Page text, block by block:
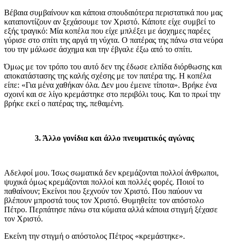
Βέβαια συμβαίνουν και κάποια σπουδαιότερα περιστατικά που μας
καταποντίζουν αν ξεχάσουμε τον Χριστό. Κάποτε είχε συμβεί το
εξής τραγικό: Μία κοπέλα που είχε μπλέξει με άσχημες παρέες
γύρισε στο σπίτι της αργά τη νύχτα. Ο πατέρας της πάνω στα νεύρα
του την μάλωσε άσχημα και την έβγαλε έξω από το σπίτι.
Όμως με τον τρόπο του αυτό δεν της έδωσε ελπίδα διόρθωσης και
αποκατάστασης της καλής σχέσης με τον πατέρα της. Η κοπέλα
είπε: «Για μένα χαθήκαν όλα. Δεν μου έμεινε τίποτα». Βρήκε ένα
σχοινί και σε λίγο κρεμάστηκε στο περιβόλι τους. Και το πρωί την
βρήκε εκεί ο πατέρας της, πεθαμένη.
3. Άλλο γονίδια και άλλο πνευματικός αγώνας
Αδελφοί μου. Ίσως σωματικά δεν κρεμάζονται πολλοί άνθρωποι,
ψυχικά όμως κρεμάζονται πολλοί και πολλές φορές. Ποιοί το
παθαίνουν; Εκείνοι που ξεχνούν τον Χριστό. Που παύουν να
βλέπουν μπροστά τους τον Χριστό. Θυμηθείτε τον απόστολο
Πέτρο. Περπάτησε πάνω στα κύματα αλλά κάποια στιγμή ξέχασε
τον Χριστό.
Εκείνη την στιγμή ο απόστολος Πέτρος «κρεμάστηκε».